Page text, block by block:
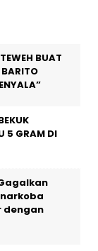
BUAT
5 GRAM DI
dengan